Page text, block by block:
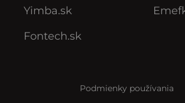
Yimba.sk
Fontech.sk
Podmienky používania